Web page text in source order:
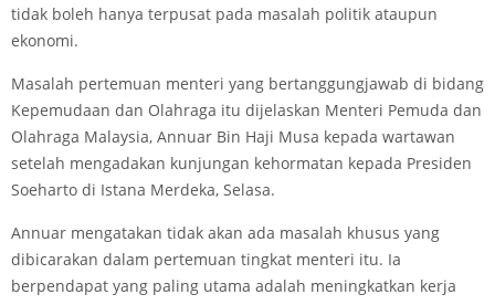
tidak boleh hanya terpusat pada masalah politik ataupun
ekonomi.
Masalah pertemuan menteri yang bertanggungjawab di bidang
Kepemudaan dan Olahraga itu dijelaskan Menteri Pemuda dan
Olahraga Malaysia, Annuar Bin Haji Musa kepada wartawan
setelah mengadakan kunjungan kehormatan kepada Presiden
Soeharto di Istana Merdeka, Selasa.
Annuar mengatakan tidak akan ada masalah khusus yang
dibicarakan dalam pertemuan tingkat menteri itu. Ia
berpendapat yang paling utama adalah meningkatkan kerja